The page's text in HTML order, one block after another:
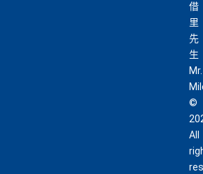
借
里
先
生
Mr.
©
All